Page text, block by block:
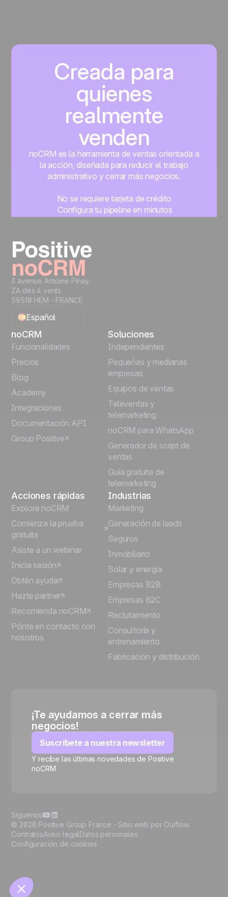
Creada para
quienes
realmente
venden
noCRM es la herramienta de ventas orientada a
la acción, diseñada para reducir el trabajo
administrativo y cerrar más negocios.
No se requiere tarjeta de crédito
Configura tu pipeline en minutos
3 avenue Antoine Pinay,
ZA des 4 vents
59510 HEM - FRANCE
Español
English
Português
Italiano
Deutsch
noCRM
Funcionalidades
Precios
Blog
Academy
Integraciones
Documentación API
Group Positive
Soluciones
Independientes
Pequeñas y medianas
empresas
Equipos de ventas
Televentas y
telemarketing
noCRM para WhatsApp
Generador de script de
ventas
Guía gratuita de
telemarketing
Acciones rápidas
Explora noCRM
Comienza la prueba
gratuita
Asiste a un webinar
Inicia sesión
Obtén ayuda
Hazte partner
Recomienda noCRM
Pónte en contacto con
nosotros
Industrias
Marketing
Generación de leads
Seguros
Inmobiliario
Solar y energía
Empresas B2B
Empresas B2C
Reclutamiento
Consultoría y
entrenamiento
Fabricación y distribución
¡Te ayudamos a cerrar más
negocios!
Suscríbete a nuestra newsletter
Y recibe las últimas novedades de Positive
noCRM
© 2026 Positive Group France - Sitio web por Ouiflow
ContratosAviso legalDatos personales
Configuración de cookies
Síguenos